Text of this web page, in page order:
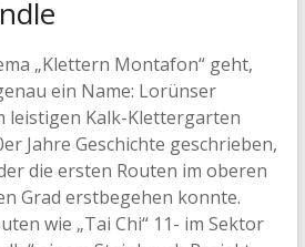
„Klettern Montafon“ geht,
ein Name: Lorünser
leistigen Kalk-Klettergarten
Jahre Geschichte geschrieben,
die ersten Routen im oberen
Grad erstbegehen konnte.
wie „Tai Chi“ 11- im Sektor